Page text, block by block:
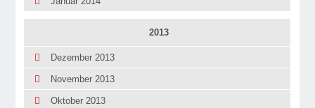
2013
Dezember 2013
November 2013
Oktober 2013